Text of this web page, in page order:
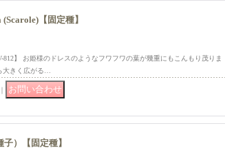
【固定種】
812】 お姫様のドレスのようなフワフワの葉が幾重にもこんもり茂りま
大きく広がる…
）【固定種】